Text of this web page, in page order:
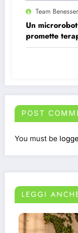
Team
Un
promette
infezioni e
POST
You must be
LEGGI